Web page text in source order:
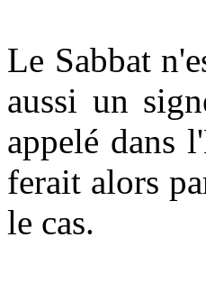
Le Sabbat
aussi un
appelé dans
ferait alors
le cas.